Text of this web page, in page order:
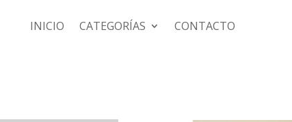
INICIO CATEGORÍAS CONTACTO